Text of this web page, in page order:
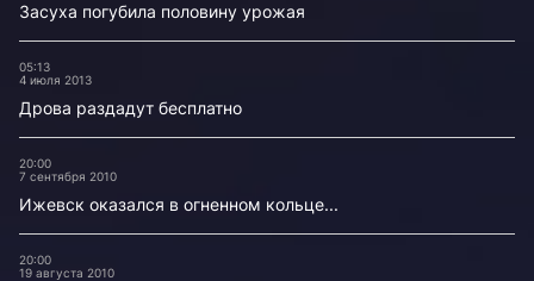
Засуха погубила половину урожая
05:13
4 июля 2013
Дрова раздадут бесплатно
20:00
7 сентября 2010
Ижевск оказался в огненном кольце...
20:00
19 августа 2010